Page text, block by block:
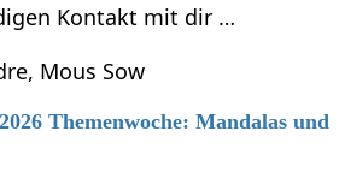
Kontakt mit dir …
Mous Sow
Themenwoche: Mandalas und